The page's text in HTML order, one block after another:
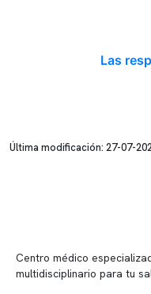
Las
Última modificación: 27-07-
Centro médico
multidisciplinario para tu